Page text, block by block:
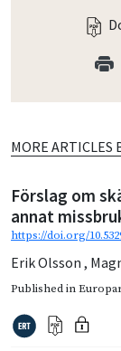
MORE ARTICLES
Förslag om
annat
https://doi.org/
Erik Olsson ,
Published in